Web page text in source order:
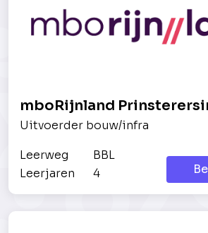
mboRijnland
Uitvoerder bouw/infra
Leerweg
BBL
Leerjaren
4